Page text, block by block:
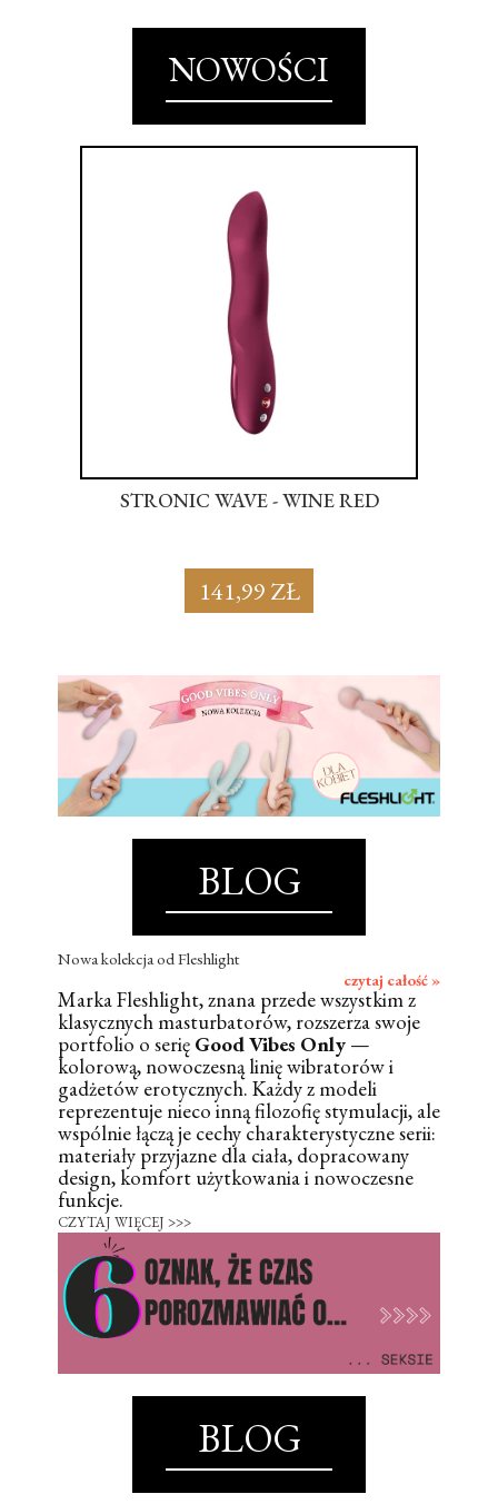
NOWOŚCI
STRONIC WAVE - WINE RED
141,99 ZŁ
BLOG
Nowa kolekcja od Fleshlight
czytaj całość »
Marka Fleshlight, znana przede wszystkim z
klasycznych masturbatorów, rozszerza swoje
portfolio o serię Good Vibes Only —
kolorową, nowoczesną linię wibratorów i
gadżetów erotycznych. Każdy z modeli
reprezentuje nieco inną filozofię stymulacji, ale
wspólnie łączą je cechy charakterystyczne serii:
materiały przyjazne dla ciała, dopracowany
design, komfort użytkowania i nowoczesne
funkcje.
CZYTAJ WIĘCEJ >>>
BLOG